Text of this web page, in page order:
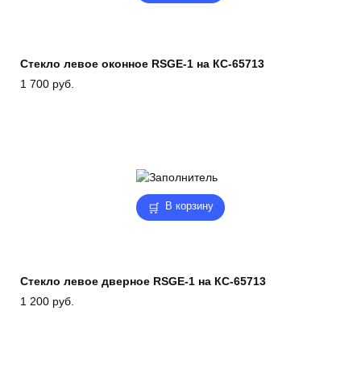
Стекло левое оконное RSGE-1 на КС-65713
1 700 руб.
В корзину
Стекло левое дверное RSGE-1 на КС-65713
1 200 руб.